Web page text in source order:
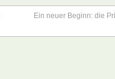
Ein neuer Beginn: die